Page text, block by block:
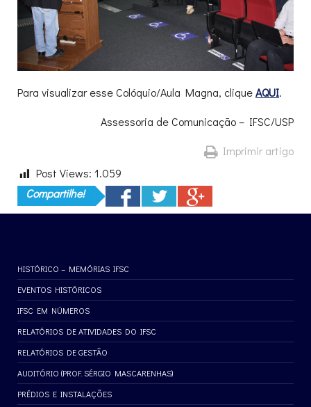
Para visualizar esse Colóquio/Aula Magna, cliqueAQUI.
Assessoria de Comunicação – IFSC/USP
Imprimir artigo
Post Views: 1.059
Compartilhe!
HISTÓRICO – MEMÓRIAS IFSC
EVENTOS HISTÓRICOS
IFSC EM NÚMEROS
RELATÓRIOS DE ATIVIDADES DO IFSC
RELATÓRIOS DE GESTÃO
AUDITÓRIO (PROF. SÉRGIO MASCARENHAS)
PRÉDIOS E INSTALAÇÕES